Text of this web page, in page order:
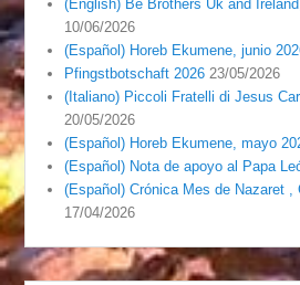
(English) Be Brothers Uk and
10/06/2026
(Español) Horeb Ekumene, junio
Pfingstbotschaft 2026 23/05/2026
(Italiano) Piccoli Fratelli di Jesus
20/05/2026
(Español) Horeb Ekumene, mayo
(Español) Nota de apoyo al Papa
(Español) Crónica Mes de Nazaret ,
17/04/2026